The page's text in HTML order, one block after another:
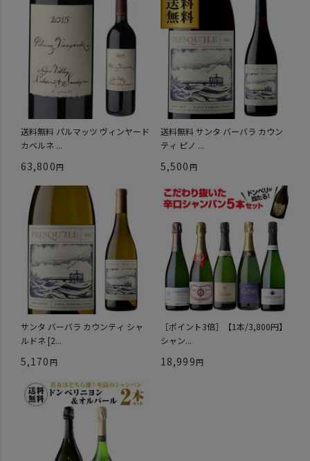
送料無料 パルマッツ ヴィンヤード
カベルネ ...
63,800
送料無料 サンタ バーバラ カウン
ティ ピノ ...
5,500
サンタ バーバラ カウンティ シャ
ルドネ [2...
5,170
［ポイント3倍］【1本/3,800円】
シャン...
18,999